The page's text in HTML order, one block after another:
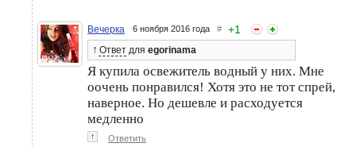
Вечерка 6 ноября 2016 года # +1
↑ Ответ для egorinama
Я купила освежитель водный у них. Мне
оочень понравился! Хотя это не тот спрей,
наверное. Но дешевле и расходуется
медленно
↑ Ответить